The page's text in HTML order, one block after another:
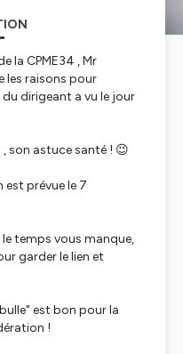
la CPME34 , Mr
les raisons pour
dirigeant a vu le jour
son astuce santé ! 😉
prévue le 7
temps vous manque,
garder le lien et
est bon pour la
!